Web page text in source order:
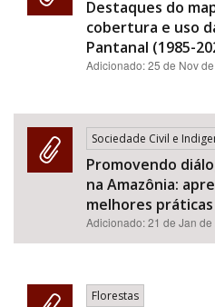
Destaques do
cobertura e uso
Pantanal (1985-
Adicionado:25 de Nov
Sociedade Civil e
Promovendo
na Amazônia:
melhores
Adicionado:21 de Jan de
Florestas